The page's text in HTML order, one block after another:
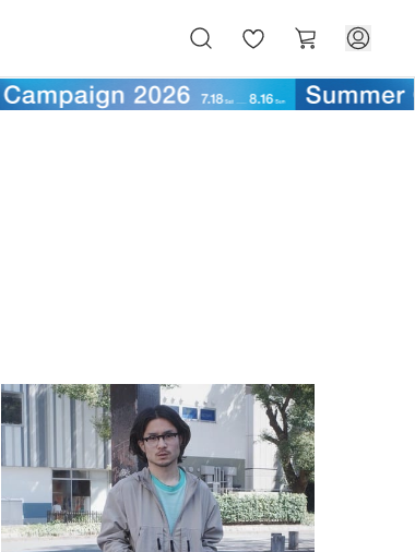
気
に
ー
ト